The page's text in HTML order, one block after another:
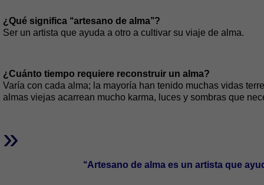
¿Qué significa ‘‘artesano de alma’’?
Ser un artista que ayuda a otro a cultivar su viaje de alma.
¿Cuánto tiempo requiere reconstruir un alma?
Varía con cada alma; la mayoría han tenido muchas vidas
almas viejas acarrean mucho karma, luces y sombras que
»
‘‘Artesano de alma es un artista que